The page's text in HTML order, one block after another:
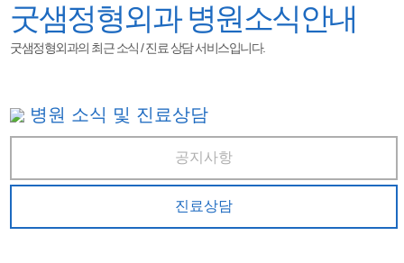
굿샘정형외과병원소식안내
굿샘정형외과의 최근 소식 / 진료 상담 서비스입니다.
병원 소식 및 진료상담
공지사항
진료상담